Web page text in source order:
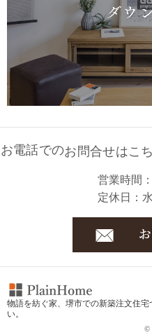
お電話でのお問合せはこ
営業時間
定休日
©
物語を紡ぐ家、 堺市での新築注文住
い。